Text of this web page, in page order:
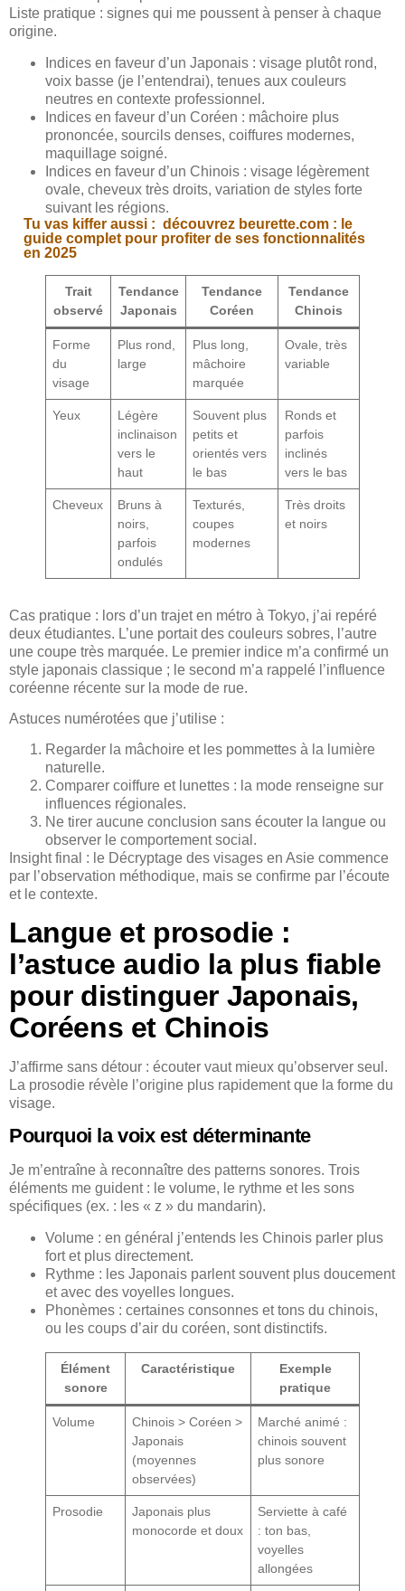
Liste pratique : signes qui me poussent à penser à chaque
origine.
Indices en faveur d’un Japonais : visage plutôt rond,
voix basse (je l’entendrai), tenues aux couleurs
neutres en contexte professionnel.
Indices en faveur d’un Coréen : mâchoire plus
prononcée, sourcils denses, coiffures modernes,
maquillage soigné.
Indices en faveur d’un Chinois : visage légèrement
ovale, cheveux très droits, variation de styles forte
suivant les régions.
Tu vas kiffer aussi : découvrez beurette.com : le
guide complet pour profiter de ses fonctionnalités
en 2025
Trait
observé
Tendance
Japonais
Tendance
Coréen
Tendance
Chinois
Forme
du
visage
Plus rond,
large
Plus long,
mâchoire
marquée
Ovale, très
variable
Yeux
Légère
inclinaison
vers le
haut
Souvent plus
petits et
orientés vers
le bas
Ronds et
parfois
inclinés
vers le bas
Cheveux
Bruns à
noirs,
parfois
ondulés
Texturés,
coupes
modernes
Très droits
et noirs
Cas pratique : lors d’un trajet en métro à Tokyo, j’ai repéré
deux étudiantes. L’une portait des couleurs sobres, l’autre
une coupe très marquée. Le premier indice m’a confirmé un
style japonais classique ; le second m’a rappelé l’influence
coréenne récente sur la mode de rue.
Astuces numérotées que j’utilise :
Regarder la mâchoire et les pommettes à la lumière
naturelle.
Comparer coiffure et lunettes : la mode renseigne sur
influences régionales.
Ne tirer aucune conclusion sans écouter la langue ou
observer le comportement social.
Insight final : le Décryptage des visages en Asie commence
par l’observation méthodique, mais se confirme par l’écoute
et le contexte.
Langue et prosodie :
l’astuce audio la plus fiable
pour distinguer Japonais,
Coréens et Chinois
J’affirme sans détour : écouter vaut mieux qu’observer seul.
La prosodie révèle l’origine plus rapidement que la forme du
visage.
Pourquoi la voix est déterminante
Je m’entraîne à reconnaître des patterns sonores. Trois
éléments me guident : le volume, le rythme et les sons
spécifiques (ex. : les « z » du mandarin).
Volume : en général j’entends les Chinois parler plus
fort et plus directement.
Rythme : les Japonais parlent souvent plus doucement
et avec des voyelles longues.
Phonèmes : certaines consonnes et tons du chinois,
ou les coups d’air du coréen, sont distinctifs.
Élément
sonore
Caractéristique
Exemple
pratique
Volume
Chinois > Coréen >
Japonais
(moyennes
observées)
Marché animé :
chinois souvent
plus sonore
Prosodie
Japonais plus
monocorde et doux
Serviette à café
: ton bas,
voyelles
allongées